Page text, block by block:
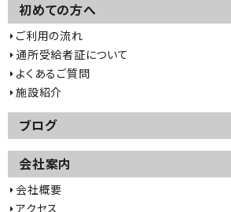
初めての方へ
ご利用の流れ
通所受給者証について
よくあるご質問
施設紹介
ブログ
会社案内
会社概要
アクセス